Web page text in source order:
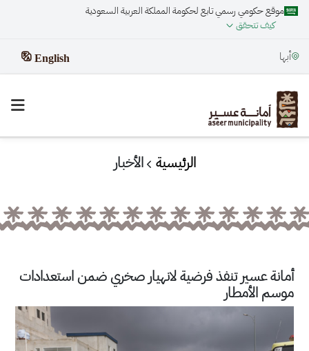
موقع حكومي رسمي تابع لحكومة المملكة العربية السعودية
كيف تتحقق
أبها English
الرئيسية الأخبار
أمانة عسير تنفذ فرضية لانهيار صخري ضمن استعدادات
موسم الأمطار